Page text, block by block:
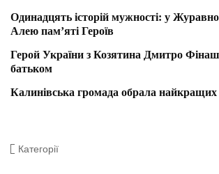
Одинадцять історій мужності: у
Алею пам’яті Героїв
Герой України з Козятина Дмитро
батьком
Калинівська громада обрала
Категорії